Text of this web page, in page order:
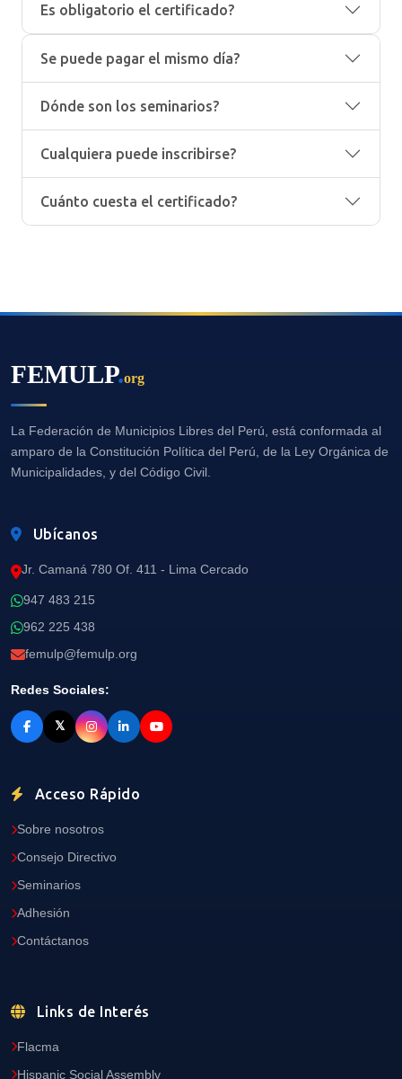
Es obligatorio el certificado?
Se puede pagar el mismo día?
Dónde son los seminarios?
Cualquiera puede inscribirse?
Cuánto cuesta el certificado?
FEMULP.org
La Federación de Municipios Libres del Perú, está conformada al
amparo de la Constitución Política del Perú, de la Ley Orgánica de
Municipalidades, y del Código Civil.
Ubícanos
Jr. Camaná 780 Of. 411 - Lima Cercado
947 483 215
962 225 438
femulp@femulp.org
Redes Sociales:
𝕏
Acceso Rápido
Sobre nosotros
Consejo Directivo
Seminarios
Adhesión
Contáctanos
Links de Interés
Flacma
Hispanic Social Assembly